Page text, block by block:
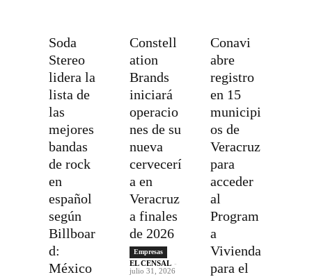
Soda
Stereo
lidera la
lista de
las
mejores
bandas
de rock
en
español
según
Billboar
d:
México
Constell
ation
Brands
iniciará
operacio
nes de su
nueva
cervecerí
a en
Veracruz
a finales
de 2026
Empresas
EL CENSAL -
julio 31, 2026
Conavi
abre
registro
en 15
municipi
os de
Veracruz
para
acceder
al
Program
a
Vivienda
para el